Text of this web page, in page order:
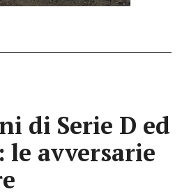
di Serie D ed
le avversarie